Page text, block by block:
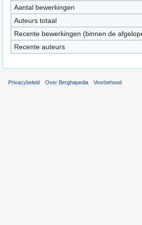
Aantal bewerkingen
Auteurs totaal
Recente bewerkingen (binnen de
Recente auteurs
Privacybeleid Over Berghapedia Voorbehoud